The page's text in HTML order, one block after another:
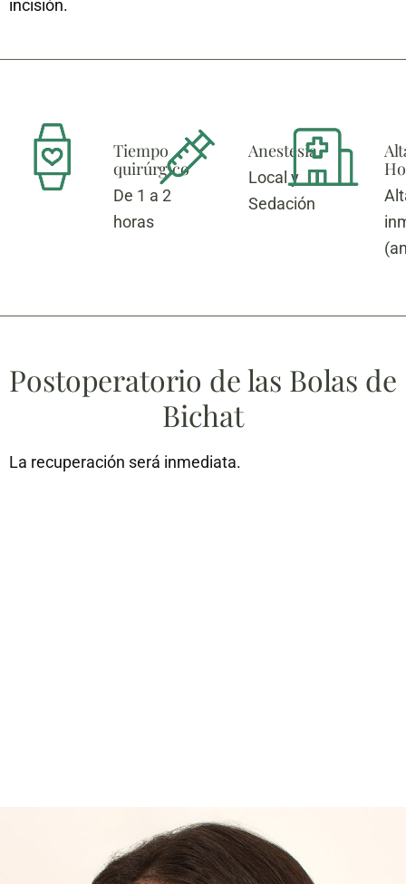
incisión.
Tiempo
quirúrgico
De 1 a 2
horas
Anestesia
Local y
Sedación
Postoperatorio de las Bolas de
Bichat
La recuperación será inmediata.